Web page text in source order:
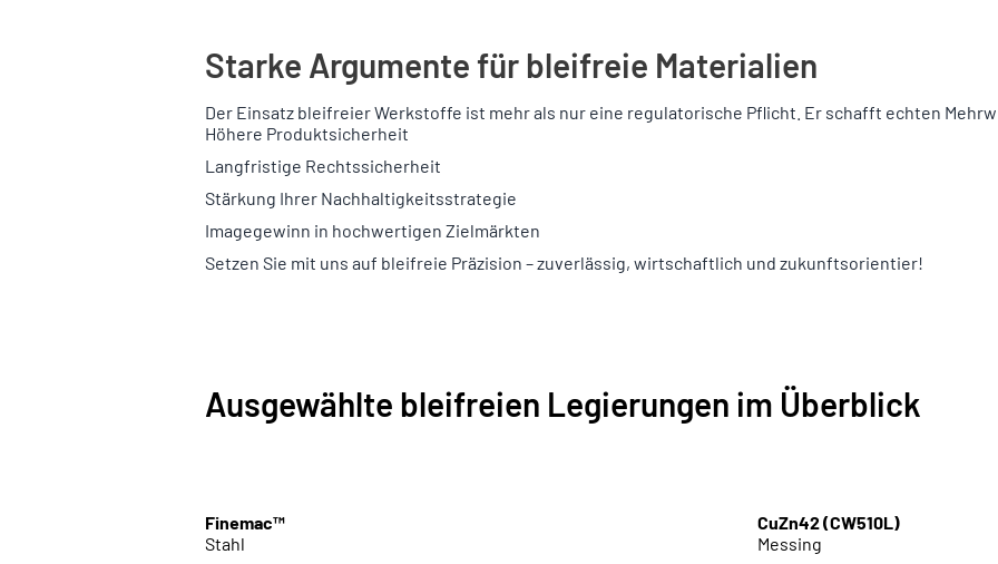
Starke Argumente für bleifreie Materialien
Der Einsatz bleifreier Werkstoffe ist mehr als nur eine regulatorische Pflicht. Er schafft echten
Höhere Produktsicherheit
Langfristige Rechtssicherheit
Stärkung Ihrer Nachhaltigkeitsstrategie
Imagegewinn in hochwertigen Zielmärkten
Setzen Sie mit uns auf bleifreie Präzision – zuverlässig, wirtschaftlich und zukunftsorientier!
Ausgewählte bleifreien Legierungen im Überblick
Finemac™
Stahl
CuZn42 (CW510L)
Messing